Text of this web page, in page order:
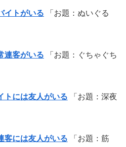
イトがいる 「お題：ぬいぐる
連客がいる 「お題：ぐちゃぐち
トには友人がいる 「お題：深夜
客には友人がいる 「お題：筋